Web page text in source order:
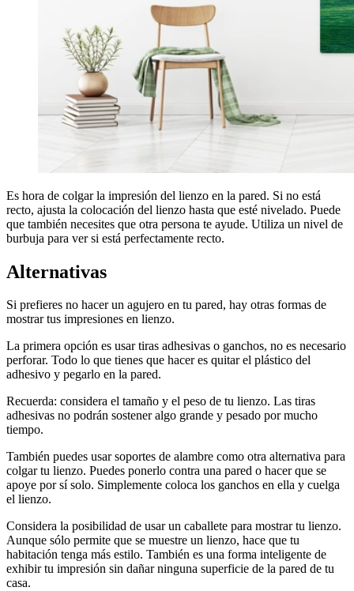
Es hora de colgar la impresión del lienzo en la pared. Si no está
recto, ajusta la colocación del lienzo hasta que esté nivelado. Puede
que también necesites que otra persona te ayude. Utiliza un nivel de
burbuja para ver si está perfectamente recto.
Alternativas
Si prefieres no hacer un agujero en tu pared, hay otras formas de
mostrar tus impresiones en lienzo.
La primera opción es usar tiras adhesivas o ganchos, no es necesario
perforar. Todo lo que tienes que hacer es quitar el plástico del
adhesivo y pegarlo en la pared.
Recuerda: considera el tamaño y el peso de tu lienzo. Las tiras
adhesivas no podrán sostener algo grande y pesado por mucho
tiempo.
También puedes usar soportes de alambre como otra alternativa para
colgar tu lienzo. Puedes ponerlo contra una pared o hacer que se
apoye por sí solo. Simplemente coloca los ganchos en ella y cuelga
el lienzo.
Considera la posibilidad de usar un caballete para mostrar tu lienzo.
Aunque sólo permite que se muestre un lienzo, hace que tu
habitación tenga más estilo. También es una forma inteligente de
exhibir tu impresión sin dañar ninguna superficie de la pared de tu
casa.